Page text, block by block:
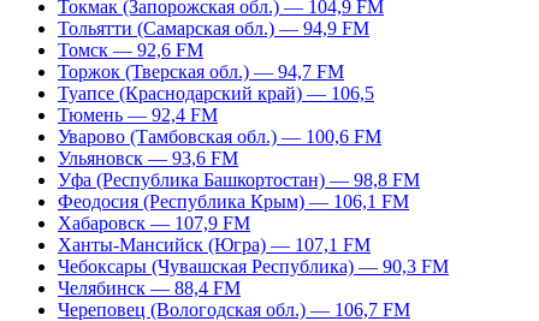
Токмак (Запорожская обл.) — 104,9 FM
Тольятти (Самарская обл.) — 94,9 FM
Томск — 92,6 FM
Торжок (Тверская обл.) — 94,7 FM
Туапсе (Краснодарский край) — 106,5
Тюмень — 92,4 FM
Уварово (Тамбовская обл.) — 100,6 FM
Ульяновск — 93,6 FM
Уфа (Республика Башкортостан) — 98,8 FM
Феодосия (Республика Крым) — 106,1 FM
Хабаровск — 107,9 FM
Ханты-Мансийск (Югра) — 107,1 FM
Чебоксары (Чувашская Республика) — 90,3 FM
Челябинск — 88,4 FM
Череповец (Вологодская обл.) — 106,7 FM